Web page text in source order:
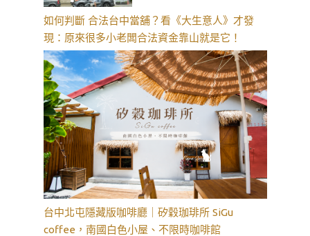
如何判斷 合法台中當舖？看《大生意人》才發
現：原來很多小老闆合法資金靠山就是它！
台中北屯隱藏版咖啡廳｜矽穀珈琲所 SiGu
coffee，南國白色小屋、不限時咖啡館